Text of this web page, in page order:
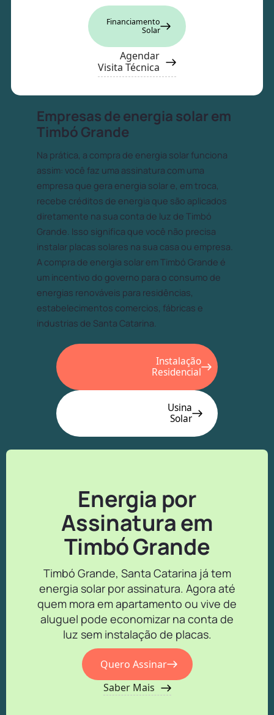
Financiamento
Solar
Agendar
Visita Técnica
Empresas de energia solar em
Timbó Grande
Na prática, a compra de energia solar funciona
assim: você faz uma assinatura com uma
empresa que gera energia solar e, em troca,
recebe créditos de energia que são aplicados
diretamente na sua conta de luz de Timbó
Grande. Isso significa que você não precisa
instalar placas solares na sua casa ou empresa.
A compra de energia solar em Timbó Grande é
um incentivo do governo para o consumo de
energias renováveis para residências,
estabelecimentos comercios, fábricas e
industrias de Santa Catarina.
Instalação
Residencial
Usina
Solar
Energia por
Assinatura em
Timbó Grande
Timbó Grande, Santa Catarina já tem
energia solar por assinatura. Agora até
quem mora em apartamento ou vive de
aluguel pode economizar na conta de
luz sem instalação de placas.
Quero Assinar
Saber Mais